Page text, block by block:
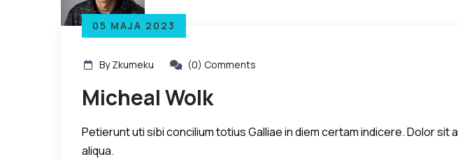
05 MAJA 2023
By Zkumeku (0) Comments
Micheal Wolk
Petierunt uti sibi concilium totius Galliae in diem certam indicere. Dolor
aliqua.